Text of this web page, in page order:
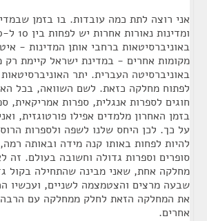
אני רוצה לתת כמה עובדות. בו בזמן
באוניברסיטאות ברחבי אותן המדינות -
מקומות אחרים - במדינת ישראל קיימת
באוניברסיטה העברית. יתר
לפתוח מחלקה כזאת. לשם השוואה, בכל
חוגים לספרות אנגלית, ספרות אמריקאית,
בזמן האחרון מלמדים אפילו פורטוגזית,
על כך. לכן היחס שלנו לשפה ולספרות
להיות לפחות באותו קנה מידה ובאותה
סופרים וספרות גדולה וחשובה בעולם. זה
מחלקה אחת, שאני מבינה שהתחילה בקול
שבעה מרצים והצטמצמה לשניים, ועכשיו
את המחלקה הזאת לחלק ממחלקה עם הרבה
אחרים.